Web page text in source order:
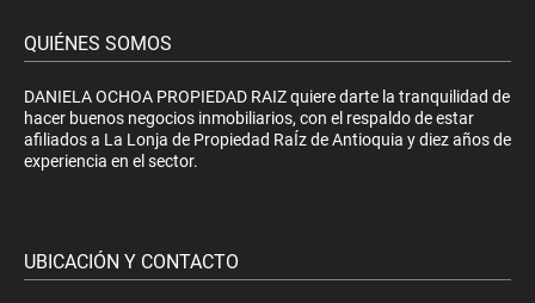
QUIÉNES SOMOS
DANIELA OCHOA PROPIEDAD RAIZ quiere darte la tranquilidad de
hacer buenos negocios inmobiliarios, con el respaldo de estar
afiliados a La Lonja de Propiedad RaÍz de Antioquia y diez años de
experiencia en el sector.
UBICACIÓN Y CONTACTO